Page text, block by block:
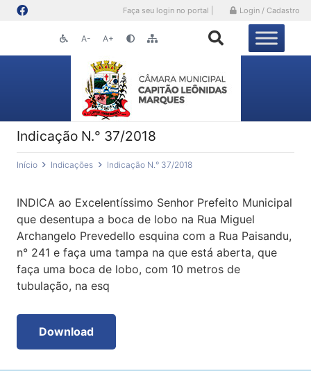
Faça seu login no portal | Login / Cadastro
A- A+
Indicação N.° 37/2018
Início Indicações Indicação N.° 37/2018
INDICA ao Excelentíssimo Senhor Prefeito Municipal
que desentupa a boca de lobo na Rua Miguel
Archangelo Prevedello esquina com a Rua Paisandu,
n° 241 e faça uma tampa na que está aberta, que
faça uma boca de lobo, com 10 metros de
tubulação, na esq
Download